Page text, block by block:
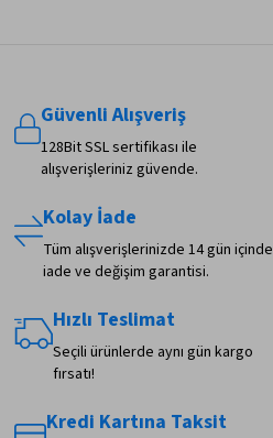
Güvenli Alışveriş
128Bit SSL sertifikası ile
alışverişleriniz güvende.
Kolay İade
Tüm alışverişlerinizde 14 gün içinde
iade ve değişim garantisi.
Hızlı Teslimat
Seçili ürünlerde aynı gün kargo
fırsatı!
Kredi Kartına Taksit